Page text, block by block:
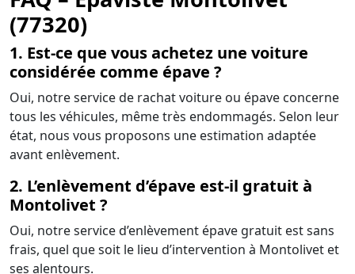
(77320)
1. Est-ce que vous achetez une voiture
considérée comme épave ?
Oui, notre service de rachat voiture ou épave concerne
tous les véhicules, même très endommagés. Selon leur
état, nous vous proposons une estimation adaptée
avant enlèvement.
2. L’enlèvement d’épave est-il gratuit à
Montolivet ?
Oui, notre service d’enlèvement épave gratuit est sans
frais, quel que soit le lieu d’intervention à Montolivet et
ses alentours.